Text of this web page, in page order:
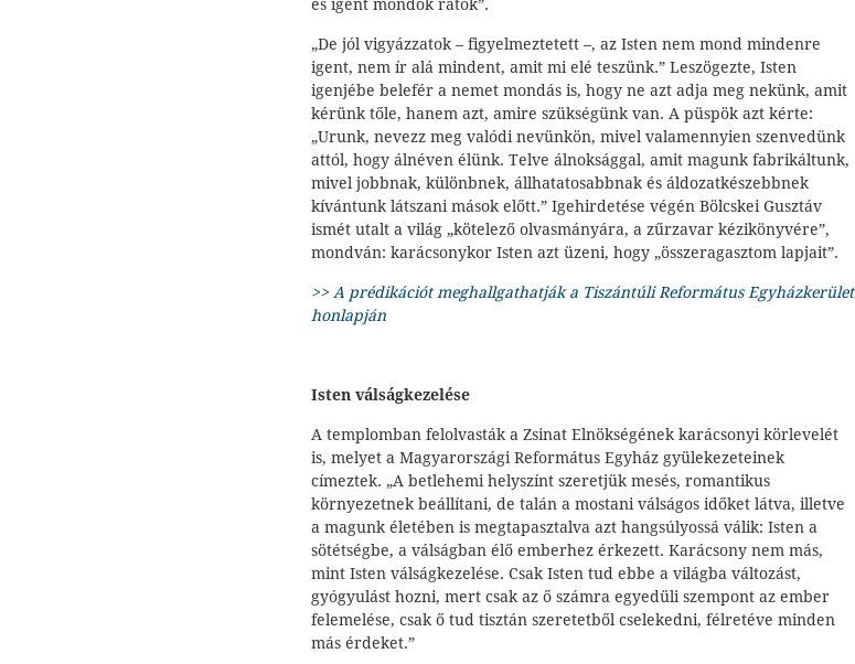
és igent mondok rátok”.
„De jól vigyázzatok – figyelmeztetett –, az Isten nem mond mindenre
igent, nem ír alá mindent, amit mi elé teszünk.” Leszögezte, Isten
igenjébe belefér a nemet mondás is, hogy ne azt adja meg nekünk, amit
kérünk tőle, hanem azt, amire szükségünk van. A püspök azt kérte:
„Urunk, nevezz meg valódi nevünkön, mivel valamennyien szenvedünk
attól, hogy álnéven élünk. Telve álnoksággal, amit magunk fabrikáltunk,
mivel jobbnak, különbnek, állhatatosabbnak és áldozatkészebbnek
kívántunk látszani mások előtt.” Igehirdetése végén Bölcskei Gusztáv
ismét utalt a világ „kötelező olvasmányára, a zűrzavar kézikönyvére”,
mondván: karácsonykor Isten azt üzeni, hogy „összeragasztom lapjait”.
>> A prédikációt meghallgathatják a Tiszántúli Református Egyházkerület
honlapján
Isten válságkezelése
A templomban felolvasták a Zsinat Elnökségének karácsonyi körlevelét
is, melyet a Magyarországi Református Egyház gyülekezeteinek
címeztek. „A betlehemi helyszínt szeretjük mesés, romantikus
környezetnek beállítani, de talán a mostani válságos időket látva, illetve
a magunk életében is megtapasztalva azt hangsúlyossá válik: Isten a
sötétségbe, a válságban élő emberhez érkezett. Karácsony nem más,
mint Isten válságkezelése. Csak Isten tud ebbe a világba változást,
gyógyulást hozni, mert csak az ő számra egyedüli szempont az ember
felemelése, csak ő tud tisztán szeretetből cselekedni, félretéve minden
más érdeket.”